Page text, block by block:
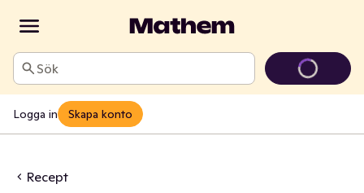
Sök
Logga in Skapa konto
Recept